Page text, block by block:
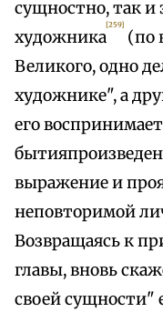
сущностно, так и
художника
[259]
(по
Великого, одно
художнике", а
его
выражение и
неповторимой
Возвращаясь к
главы, вновь
своей сущности"